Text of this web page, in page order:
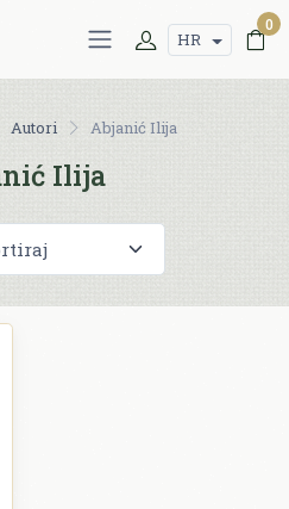
HR
0
Autori Abjanić Ilija
Ilija